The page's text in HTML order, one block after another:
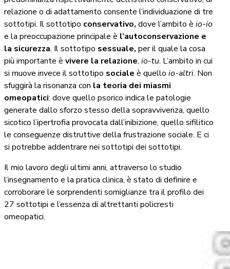
relazione o di adattamento consente l’individuazione di tre
sottotipi. Il sottotipo conservativo, dove l’ambito è io-io
e la preoccupazione principale è l’autoconservazione e
la sicurezza. Il sottotipo sessuale, per il quale la cosa
più importante è vivere la relazione, io-tu. L’ambito in cui
si muove invece il sottotipo sociale è quello io-altri. Non
sfuggirà la risonanza con la teoria dei miasmi
omeopatici: dove quello psorico indica le patologie
generate dallo sforzo stesso della sopravvivenza, quello
sicotico l’ipertrofia provocata dall’inibizione, quello sifilitico
le conseguenze distruttive della frustrazione sociale. E ci
si potrebbe addentrare nei sottotipi dei sottotipi.
Il mio lavoro degli ultimi anni, attraverso lo studio
l’insegnamento e la pratica clinica, è stato di definire e
corroborare le sorprendenti somiglianze tra il profilo dei
27 sottotipi e l’essenza di altrettanti policresti
omeopatici.